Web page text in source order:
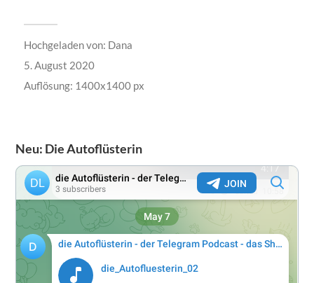
Hochgeladen von: Dana
5. August 2020
Auflösung: 1400x1400 px
Neu: Die Autoflüsterin